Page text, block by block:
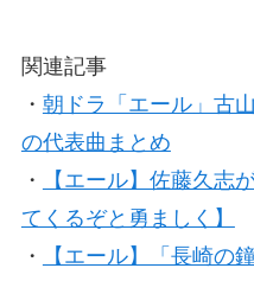
関連記事
・ 朝ドラ「エール」古
の代表曲まとめ
・
【エール】佐藤久志
てくるぞと勇ましく】
・
【エール】「長崎